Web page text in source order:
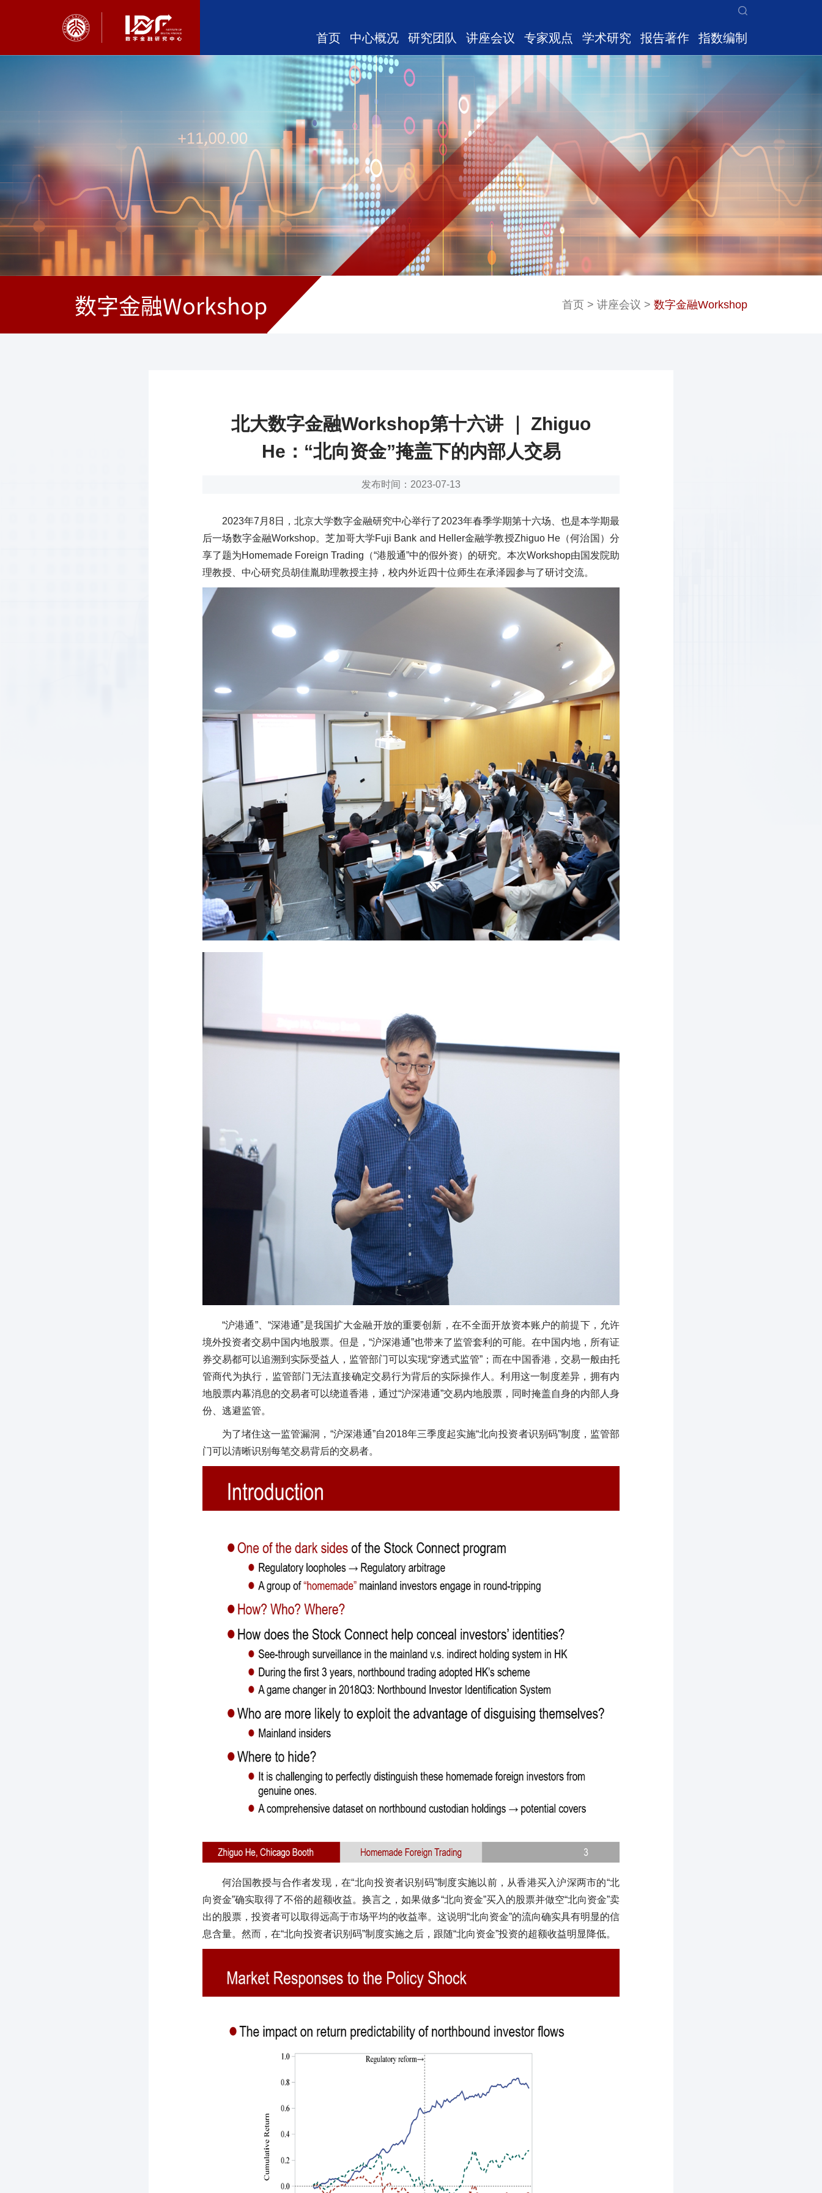
首页 中心概况 研究团队 讲座会议 专家观点 学术研究 报告著作 指数编制
数字金融Workshop 首页 > 讲座会议 > 数字金融Workshop
北大数字金融Workshop第十六讲 ｜ Zhiguo
He：“北向资金”掩盖下的内部人交易
发布时间：2023-07-13
2023年7月8日，北京大学数字金融研究中心举行了2023年春季学期第十六场、也是本学期最
后一场数字金融Workshop。芝加哥大学Fuji Bank and Heller金融学教授Zhiguo He（何治国）分
享了题为Homemade Foreign Trading（“港股通”中的假外资）的研究。本次Workshop由国发院助
理教授、中心研究员胡佳胤助理教授主持，校内外近四十位师生在承泽园参与了研讨交流。
“沪港通”、“深港通”是我国扩大金融开放的重要创新，在不全面开放资本账户的前提下，允许
境外投资者交易中国内地股票。但是，“沪深港通”也带来了监管套利的可能。在中国内地，所有证
券交易都可以追溯到实际受益人，监管部门可以实现“穿透式监管”；而在中国香港，交易一般由托
管商代为执行，监管部门无法直接确定交易行为背后的实际操作人。利用这一制度差异，拥有内
地股票内幕消息的交易者可以绕道香港，通过“沪深港通”交易内地股票，同时掩盖自身的内部人身
份、逃避监管。
为了堵住这一监管漏洞，“沪深港通”自2018年三季度起实施“北向投资者识别码”制度，监管部
门可以清晰识别每笔交易背后的交易者。
何治国教授与合作者发现，在“北向投资者识别码”制度实施以前，从香港买入沪深两市的“北
向资金”确实取得了不俗的超额收益。换言之，如果做多“北向资金”买入的股票并做空“北向资金”卖
出的股票，投资者可以取得远高于市场平均的收益率。这说明“北向资金”的流向确实具有明显的信
息含量。然而，在“北向投资者识别码”制度实施之后，跟随“北向资金”投资的超额收益明显降低。